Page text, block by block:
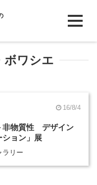
ボワシエ
16/8/4
非物質性 デザイン
ション」展
ラリー